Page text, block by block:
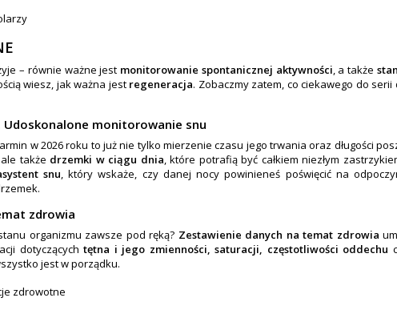
– równie ważne jest monitorowanie spontanicznej aktywności, a także
wiesz, jak ważna jest regeneracja. Zobaczmy zatem, co ciekawego do
Udoskonalone monitorowanie snu
w 2026 roku to już nie tylko mierzenie czasu jego trwania oraz długości
także drzemki w ciągu dnia, które potrafią być całkiem niezłym
snu, który wskaże, czy danej nocy powinieneś poświęcić na
zdrowia
organizmu zawsze pod ręką? Zestawienie danych na temat zdrowia
dotyczącychtętna i jego zmienności, saturacji, częstotliwości oddechu
jest w porządku.